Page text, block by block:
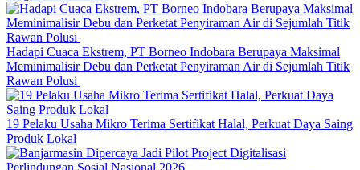
Hadapi Cuaca Ekstrem, PT Borneo Indobara Berupaya Maksimal
Meminimalisir Debu dan Perketat Penyiraman Air di Sejumlah Titik
Rawan Polusi
19 Pelaku Usaha Mikro Terima Sertifikat Halal, Perkuat Daya Saing
Produk Lokal